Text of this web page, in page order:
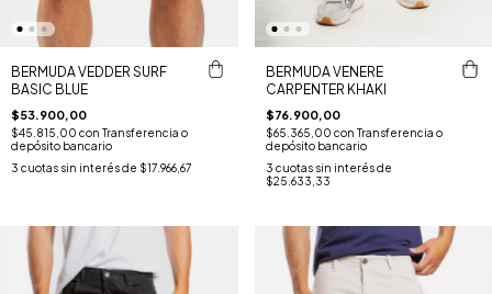
BERMUDA VEDDER SURF
BASIC BLUE
$53.900,00
$45.815,00 con Transferencia o
depósito bancario
3 cuotas sin interés de $17.966,67
BERMUDA VENERE
CARPENTER KHAKI
$76.900,00
$65.365,00 con Transferencia o
depósito bancario
3 cuotas sin interés de
$25.633,33